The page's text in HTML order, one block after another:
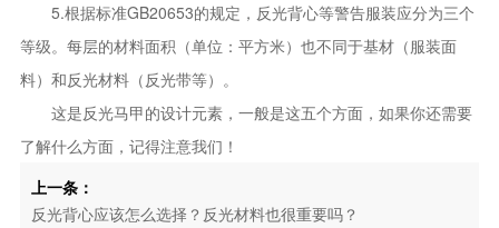
5.根据标准GB20653的规定，反光背心等警告服装应分为三个
等级。每层的材料面积（单位：平方米）也不同于基材（服装面
料）和反光材料（反光带等）。
这是反光马甲的设计元素，一般是这五个方面，如果你还需要
了解什么方面，记得注意我们！
上一条：
反光背心应该怎么选择？反光材料也很重要吗？